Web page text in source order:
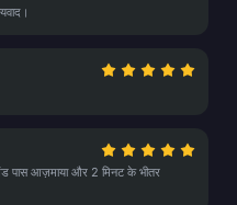
पास आज़माया और 2 मिनट के भीतर